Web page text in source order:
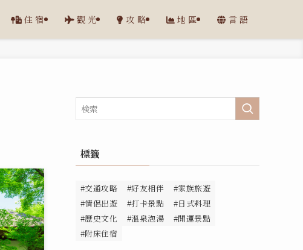
住宿 觀光 攻略 地區 言語
標籤
#交通攻略 #好友相伴
#家族旅遊
#情侶出遊
#打卡景點
#日式料理
#歷史文化
#溫泉泡湯
#開運景點
#附床住宿